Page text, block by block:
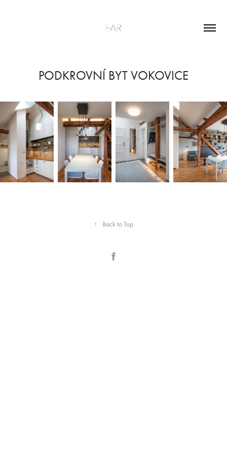
PODKROVNÍ BYT VOKOVICE
↑ Back to Top